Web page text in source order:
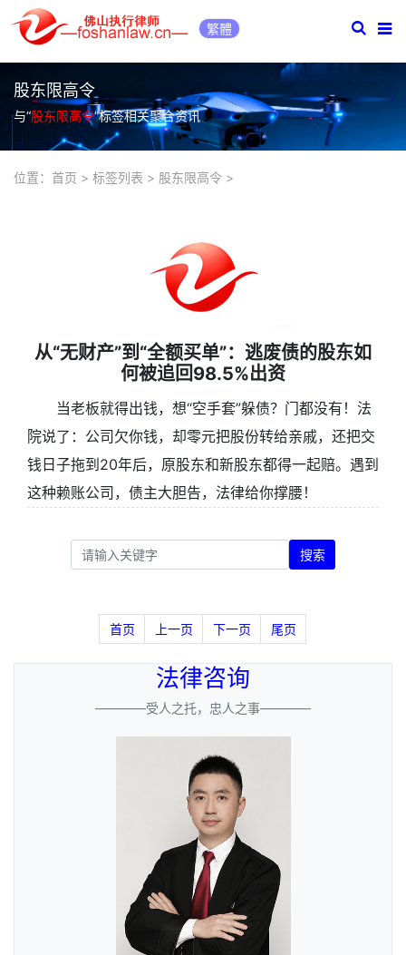
繁體
股东限高令
与“股东限高令”标签相关聚合资讯
位置： 首页 > 标签列表 > 股东限高令 >
从“无财产”到“全额买单”：逃废债的股东如
何被追回98.5%出资
当老板就得出钱，想“空手套”躲债？门都没有！法
院说了：公司欠你钱，却零元把股份转给亲戚，还把交
钱日子拖到20年后，原股东和新股东都得一起赔。遇到
这种赖账公司，债主大胆告，法律给你撑腰！
搜索
首页 上一页 下一页 尾页
法律咨询
————受人之托，忠人之事————